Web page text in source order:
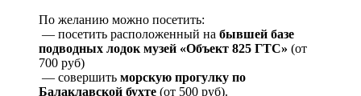
По желанию можно посетить:
— посетить расположенный на бывшей базе
подводных лодок музей «Объект 825 ГТС» (от
700 руб)
— совершить морскую прогулку по
Балаклавской бухте (от 500 руб).